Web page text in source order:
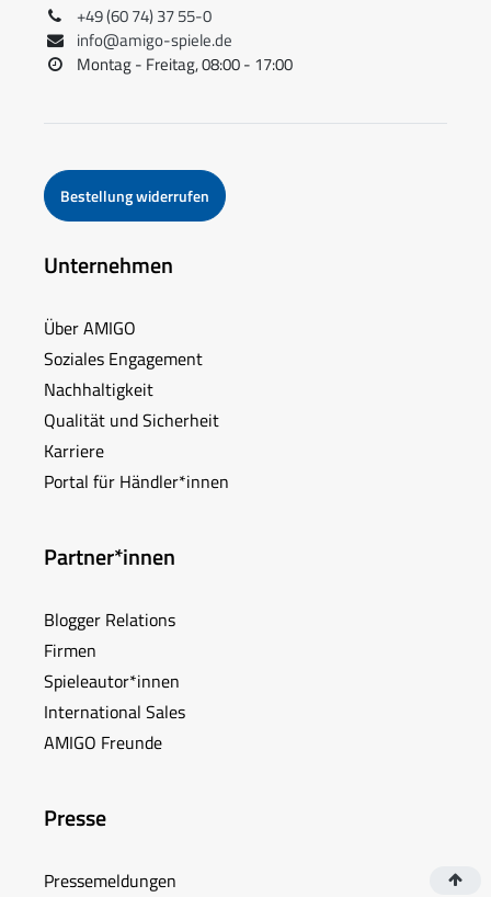
+49 (60 74) 37 55-0
info@amigo-spiele.de
Montag - Freitag, 08:00 - 17:00
Bestellung widerrufen
Unternehmen
Über AMIGO
Soziales Engagement
Nachhaltigkeit
Qualität und Sicherheit
Karriere
Portal für Händler*innen
Partner*innen
Blogger Relations
Firmen
Spieleautor*innen
International Sales
AMIGO Freunde
Presse
Pressemeldungen